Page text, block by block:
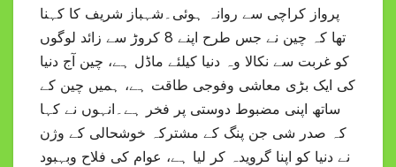
پرواز کراچی سے روانہ ہوئی۔شہباز شریف کا کہنا
تھا کہ چین نے جس طرح اپنے 8 کروڑ سے زائد لوگوں
کو غربت سے نکالا وہ دنیا کیلئے ماڈل ہے، چین آج دنیا
کی ایک بڑی معاشی وفوجی طاقت ہے، ہمیں چین کے
ساتھ اپنی مضبوط دوستی پر فخر ہے۔انہوں نے کہا
کہ صدر شی جن پنگ کے مشترکہ خوشحالی کے وژن
نے دنیا کو اپنا گرویدہ کر لیا ہے، عوام کی فلاح وبہبود